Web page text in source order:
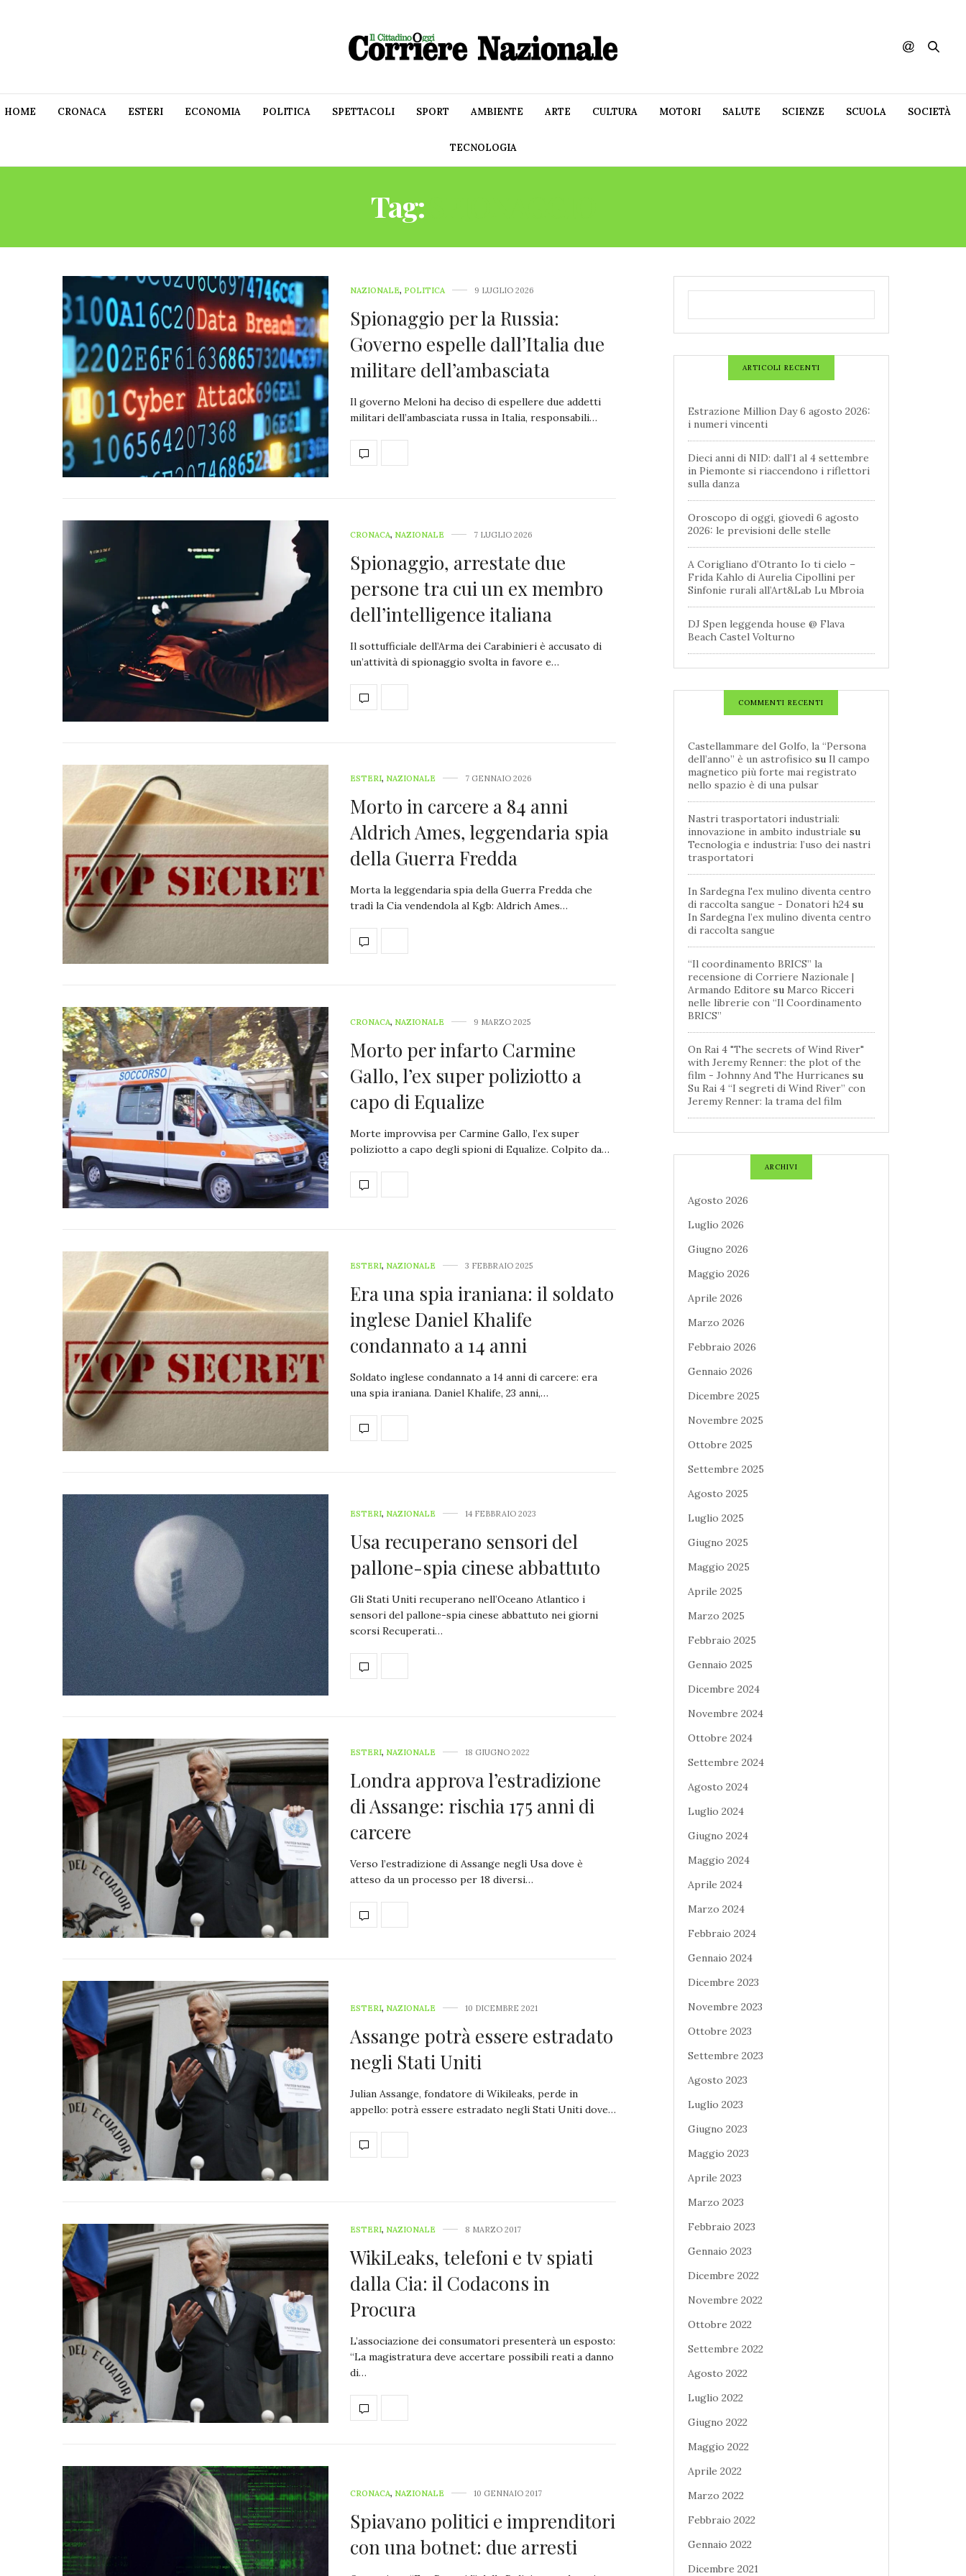
HOME CRONACA ESTERI ECONOMIA POLITICA SPETTACOLI SPORT AMBIENTE ARTE CULTURA MOTORI SALUTE SCIENZE SCUOLA SOCIETÀ
TECNOLOGIA
Tag:
NAZIONALE, POLITICA 9 LUGLIO 2026
Spionaggio per la Russia:
Governo espelle dall’Italia due
militare dell’ambasciata
Il governo Meloni ha deciso di espellere due addetti
militari dell’ambasciata russa in Italia, responsabili…
CRONACA, NAZIONALE 7 LUGLIO 2026
Spionaggio, arrestate due
persone tra cui un ex membro
dell’intelligence italiana
Il sottufficiale dell’Arma dei Carabinieri è accusato di
un’attività di spionaggio svolta in favore e…
ESTERI, NAZIONALE 7 GENNAIO 2026
Morto in carcere a 84 anni
Aldrich Ames, leggendaria spia
della Guerra Fredda
Morta la leggendaria spia della Guerra Fredda che
tradì la Cia vendendola al Kgb: Aldrich Ames…
CRONACA, NAZIONALE 9 MARZO 2025
Morto per infarto Carmine
Gallo, l’ex super poliziotto a
capo di Equalize
Morte improvvisa per Carmine Gallo, l’ex super
poliziotto a capo degli spioni di Equalize. Colpito da…
ESTERI, NAZIONALE 3 FEBBRAIO 2025
Era una spia iraniana: il soldato
inglese Daniel Khalife
condannato a 14 anni
Soldato inglese condannato a 14 anni di carcere: era
una spia iraniana. Daniel Khalife, 23 anni,…
ESTERI, NAZIONALE 14 FEBBRAIO 2023
Usa recuperano sensori del
pallone-spia cinese abbattuto
Gli Stati Uniti recuperano nell’Oceano Atlantico i
sensori del pallone-spia cinese abbattuto nei giorni
scorsi Recuperati…
ESTERI, NAZIONALE 18 GIUGNO 2022
Londra approva l’estradizione
di Assange: rischia 175 anni di
carcere
Verso l’estradizione di Assange negli Usa dove è
atteso da un processo per 18 diversi…
ESTERI, NAZIONALE 10 DICEMBRE 2021
Assange potrà essere estradato
negli Stati Uniti
Julian Assange, fondatore di Wikileaks, perde in
appello: potrà essere estradato negli Stati Uniti dove…
ESTERI, NAZIONALE 8 MARZO 2017
WikiLeaks, telefoni e tv spiati
dalla Cia: il Codacons in
Procura
L’associazione dei consumatori presenterà un esposto:
“La magistratura deve accertare possibili reati a danno
di…
CRONACA, NAZIONALE 10 GENNAIO 2017
Spiavano politici e imprenditori
con una botnet: due arresti
ARTICOLI RECENTI
Estrazione Million Day 6 agosto 2026:
i numeri vincenti
Dieci anni di NID: dall’1 al 4 settembre
in Piemonte si riaccendono i riflettori
sulla danza
Oroscopo di oggi, giovedì 6 agosto
2026: le previsioni delle stelle
A Corigliano d’Otranto Io ti cielo –
Frida Kahlo di Aurelia Cipollini per
Sinfonie rurali all’Art&Lab Lu Mbroia
DJ Spen leggenda house @ Flava
Beach Castel Volturno
COMMENTI RECENTI
Castellammare del Golfo, la “Persona
dell’anno” è un astrofisico su Il campo
magnetico più forte mai registrato
nello spazio è di una pulsar
Nastri trasportatori industriali:
innovazione in ambito industriale su
Tecnologia e industria: l’uso dei nastri
trasportatori
In Sardegna l'ex mulino diventa centro
di raccolta sangue - Donatori h24 su
In Sardegna l’ex mulino diventa centro
di raccolta sangue
“Il coordinamento BRICS” la
recensione di Corriere Nazionale |
Armando Editore su Marco Ricceri
nelle librerie con “Il Coordinamento
BRICS”
On Rai 4 "The secrets of Wind River"
with Jeremy Renner: the plot of the
film - Johnny And The Hurricanes su
Su Rai 4 “I segreti di Wind River” con
Jeremy Renner: la trama del film
ARCHIVI
Agosto 2026
Luglio 2026
Giugno 2026
Maggio 2026
Aprile 2026
Marzo 2026
Febbraio 2026
Gennaio 2026
Dicembre 2025
Novembre 2025
Ottobre 2025
Settembre 2025
Agosto 2025
Luglio 2025
Giugno 2025
Maggio 2025
Aprile 2025
Marzo 2025
Febbraio 2025
Gennaio 2025
Dicembre 2024
Novembre 2024
Ottobre 2024
Settembre 2024
Agosto 2024
Luglio 2024
Giugno 2024
Maggio 2024
Aprile 2024
Marzo 2024
Febbraio 2024
Gennaio 2024
Dicembre 2023
Novembre 2023
Ottobre 2023
Settembre 2023
Agosto 2023
Luglio 2023
Giugno 2023
Maggio 2023
Aprile 2023
Marzo 2023
Febbraio 2023
Gennaio 2023
Dicembre 2022
Novembre 2022
Ottobre 2022
Settembre 2022
Agosto 2022
Luglio 2022
Giugno 2022
Maggio 2022
Aprile 2022
Marzo 2022
Febbraio 2022
Gennaio 2022
Dicembre 2021